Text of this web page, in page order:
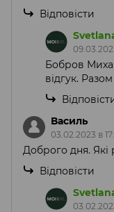
Відповісти
Бобров
відгук.
Василь
03.02.2023 в
Доброго дня. Які
Відповісти